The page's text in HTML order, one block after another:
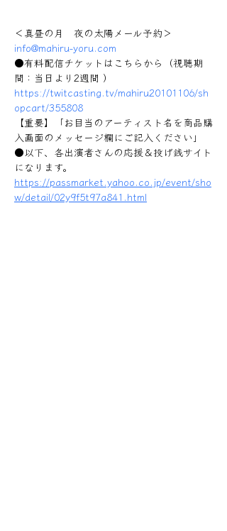
＜真昼の月　夜の太陽メール予約＞
info@mahiru-yoru.com
●有料配信チケットはこちらから（視聴期
間：当日より2週間 ）
https://twitcasting.tv/mahiru20101106/sh
opcart/355808
【重要】「お目当のアーティスト名を商品購
入画面のメッセージ欄にご記入ください」
●以下、各出演者さんの応援＆投げ銭サイト
になります。
https://passmarket.yahoo.co.jp/event/sho
w/detail/02y9f5t97a841.html